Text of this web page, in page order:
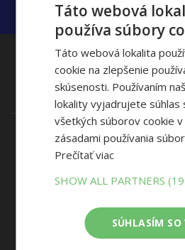
Zavolajte nám (Po-Pia
+421 915 800 804
Naše Predajne
Liptovský Mikuláš
Táto webová
používa súbory
Táto webová lokalita
cookie na zlepšenie
skúsenosti. Používaním
lokality vyjadrujete súhlas
všetkých súborov cookie v
zásadami používania
Prečítať viac
SHOW ALL PARTNERS
SÚHLASÍM SO